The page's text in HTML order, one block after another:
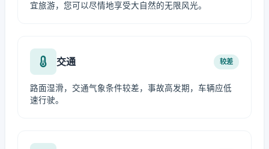
宜旅游，您可以尽情地享受大自然的无限风光。
交通 较差
路面湿滑，交通气象条件较差，事故高发期，车辆应低
速行驶。